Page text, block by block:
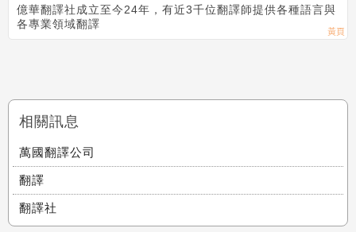
億華翻譯社成立至今24年，有近3千位翻譯師提供各種語言與
各專業領域翻譯
相關訊息
萬國翻譯公司
翻譯
翻譯社